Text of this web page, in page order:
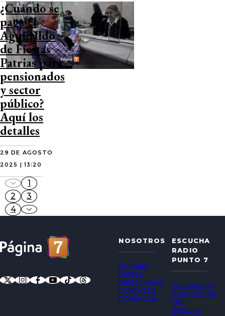
¿Cuándo se
paga el
Aguinaldo
de Fiestas
Patrias para
pensionados
y sector
público?
Aquí los
detalles
29 DE AGOSTO
2025 | 13:20
1
2
3
4
NOSOTROS
QUIÉNES
SOMOS
DIRECCIONES
CONTACTO
COMERCIAL
ESCUCHA
RADIO
PUNTO 7
VALPARAÍSO
CONCEPCIÓN
LOS
ÁNGELES